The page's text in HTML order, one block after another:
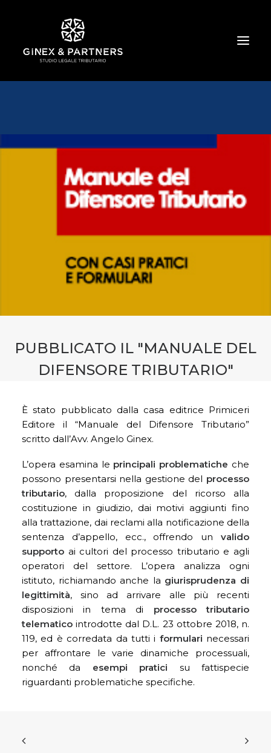
TRIBUTARIO E PENALE TRIBUTARIO
GESTIONE E PROTEZIONE DEL PATRIMONIO
SOCIETARIO E CONTRATTUALISTICA
BANCARIO E FINANZIARIO
PUBBLICATO IL "MANUALE DEL
DIFENSORE TRIBUTARIO"
È stato pubblicato dalla casa editrice Primiceri
Editore il “Manuale del Difensore Tributario”
scritto dall’Avv. Angelo Ginex.
L’opera esamina le principali problematiche che
possono presentarsi nella gestione del processo
tributario, dalla proposizione del ricorso alla
costituzione in giudizio, dai motivi aggiunti fino
alla trattazione, dai reclami alla notificazione della
sentenza d’appello, ecc., offrendo un valido
supporto ai cultori del processo tributario e agli
operatori del settore. L’opera analizza ogni
istituto, richiamando anche la giurisprudenza di
legittimità, sino ad arrivare alle più recenti
disposizioni in tema di processo tributario
telematico introdotte dal D.L. 23 ottobre 2018, n.
119, ed è corredata da tutti i formulari necessari
per affrontare le varie dinamiche processuali,
nonché da esempi pratici su fattispecie
riguardanti problematiche specifiche.